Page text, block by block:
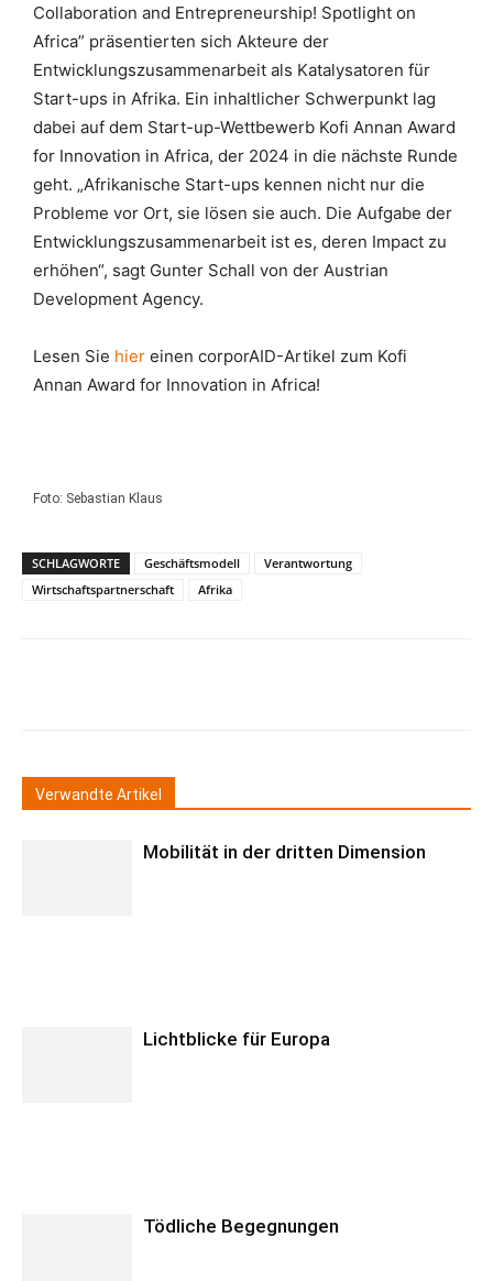
Collaboration and Entrepreneurship! Spotlight on
Africa” präsentierten sich Akteure der
Entwicklungszusammenarbeit als Katalysatoren für
Start-ups in Afrika. Ein inhaltlicher Schwerpunkt lag
dabei auf dem Start-up-Wettbewerb Kofi Annan Award
for Innovation in Africa, der 2024 in die nächste Runde
geht. „Afrikanische Start-ups kennen nicht nur die
Probleme vor Ort, sie lösen sie auch. Die Aufgabe der
Entwicklungszusammenarbeit ist es, deren Impact zu
erhöhen“, sagt Gunter Schall von der Austrian
Development Agency.
Lesen Sie hier einen corporAID-Artikel zum Kofi
Annan Award for Innovation in Africa!
Foto: Sebastian Klaus
SCHLAGWORTE Geschäftsmodell
Verantwortung
Wirtschaftspartnerschaft
Afrika
Verwandte Artikel
Mobilität in der dritten Dimension
Lichtblicke für Europa
Tödliche Begegnungen